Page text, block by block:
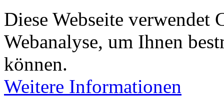
Diese Webseite verwendet
Webanalyse, um Ihnen
können.
Weitere Informationen